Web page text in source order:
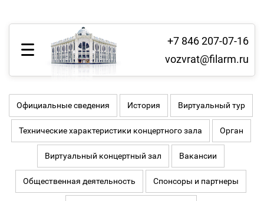
+7 846 207-07-16
vozvrat@filarm.ru
Официальные сведения История Виртуальный тур
Технические характеристики концертного зала Орган
Виртуальный концертный зал Вакансии
Общественная деятельность Спонсоры и партнеры